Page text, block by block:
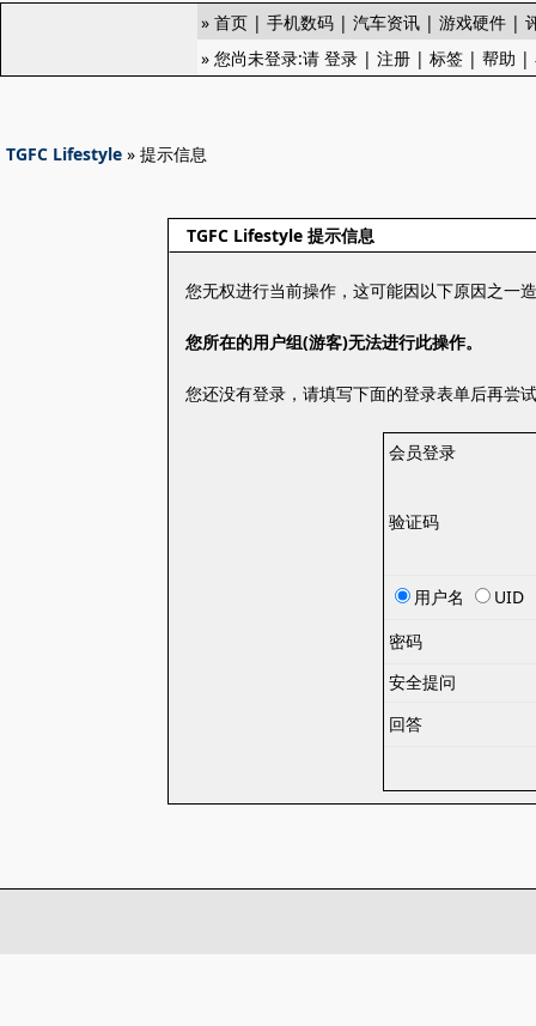
» 首页 | 手机数码 | 汽车资讯 | 游戏硬件 |
» 您尚未登录:请 登录 | 注册 | 标签 | 帮助 |
TGFC Lifestyle » 提示信息
TGFC Lifestyle 提示信息
您无权进行当前操作，这可能因以下原因之一
您所在的用户组(游客)无法进行此操作。
您还没有登录，请填写下面的登录表单后再尝
会员登录
验证码
用户名
UID
密码
安全提问
回答